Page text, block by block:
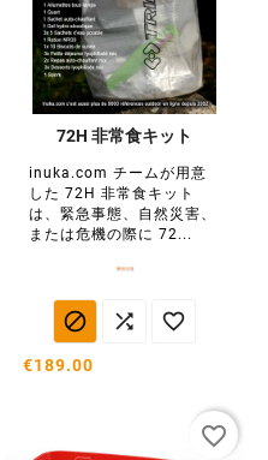
72H 非常食キット
inuka.com チームが用意
した 72H 非常食キット
は、緊急事態、自然災害、
または危機の際に 72...
  
€189.00
favorite_border